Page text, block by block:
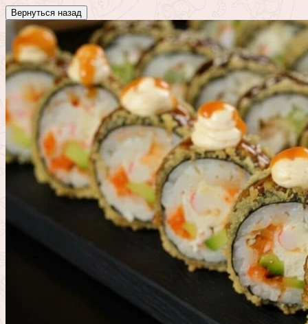
Вернуться назад